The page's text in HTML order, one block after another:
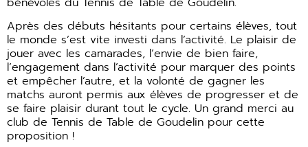
Après des débuts hésitants pour certains élèves, tout
le monde s’est vite investi dans l’activité. Le plaisir de
jouer avec les camarades, l’envie de bien faire,
l’engagement dans l’activité pour marquer des points
et empêcher l’autre, et la volonté de gagner les
matchs auront permis aux élèves de progresser et de
se faire plaisir durant tout le cycle. Un grand merci au
club de Tennis de Table de Goudelin pour cette
proposition !